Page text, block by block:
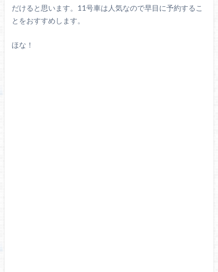
だけると思います。11号車は人気なので早目に予約するこ
とをおすすめします。
ほな！